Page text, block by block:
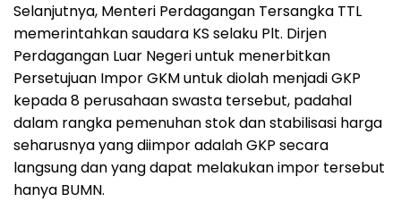
Selanjutnya, Menteri Perdagangan Tersangka TTL
memerintahkan saudara KS selaku Plt. Dirjen
Perdagangan Luar Negeri untuk menerbitkan
Persetujuan Impor GKM untuk diolah menjadi GKP
kepada 8 perusahaan swasta tersebut, padahal
dalam rangka pemenuhan stok dan stabilisasi harga
seharusnya yang diimpor adalah GKP secara
langsung dan yang dapat melakukan impor tersebut
hanya BUMN.